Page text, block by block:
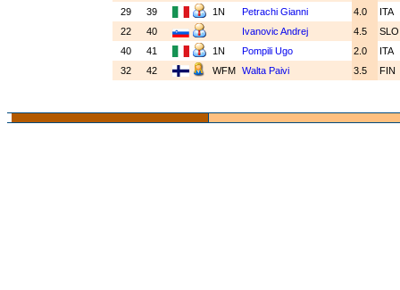
29
39 1N Petrachi Gianni 4.0
ITA
22
40 Ivanovic Andrej 4.5
40
41 1N Pompili Ugo 2.0
ITA
32
42 WFM Walta Paivi 3.5 FIN